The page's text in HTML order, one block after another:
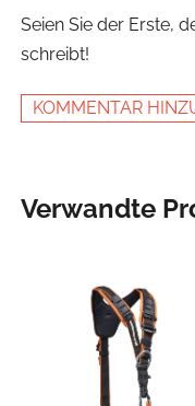
Seien Sie der Erste,
schreibt!
KOMMENTAR
Verwandte